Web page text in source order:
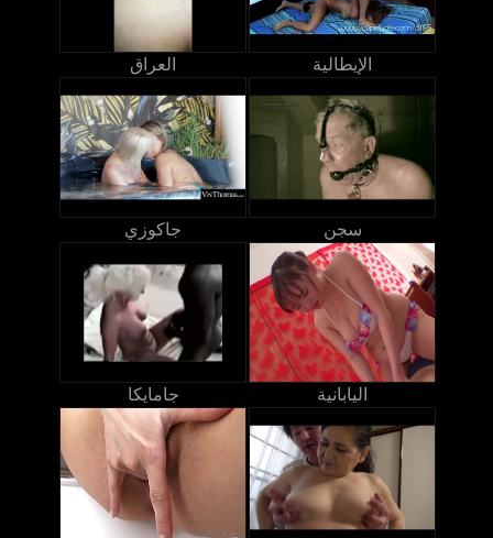
العراق الإيطالية
جاكوزي سجن
جامايكا اليابانية